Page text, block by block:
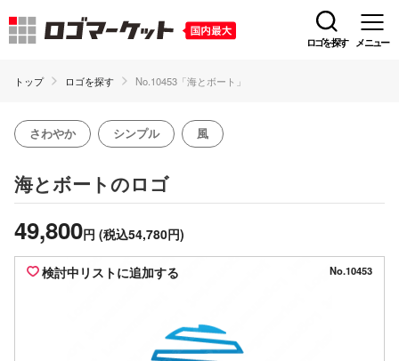
ロゴを探す メニュー
トップ ロゴを探す No.10453「海とボート」
さわやか シンプル 風
海とボートのロゴ
49,800円 (税込54,780円)
検討中リストに追加する No.10453